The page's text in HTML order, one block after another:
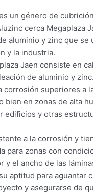
un género de
cerca Megaplaza
aluminio y zinc que
y la industria.
Jaen consiste en
de aluminio y zinc.
superiores a
en zonas de alta
edificios y otras
a la corrosión y
para zonas con
el ancho de las
aptitud para aguantar
y asegurarse de